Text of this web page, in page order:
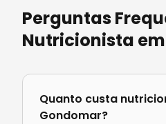
Perguntas
Nutricionista em
Quanto custa
Gondomar?